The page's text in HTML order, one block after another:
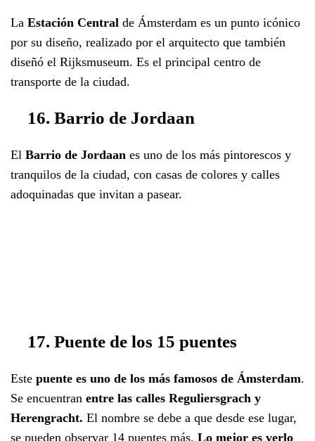
La Estación Central de Ámsterdam es un punto icónico
por su diseño, realizado por el arquitecto que también
diseñó el Rijksmuseum. Es el principal centro de
transporte de la ciudad.
16. Barrio de Jordaan
El Barrio de Jordaan es uno de los más pintorescos y
tranquilos de la ciudad, con casas de colores y calles
adoquinadas que invitan a pasear.
17. Puente de los 15 puentes
Este puente es uno de los más famosos de Ámsterdam.
Se encuentran entre las calles Reguliersgrach y
Herengracht. El nombre se debe a que desde ese lugar,
se pueden observar 14 puentes más. Lo mejor es verlo